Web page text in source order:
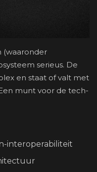
(waaronder
serieus. De
en staat of valt met
munt voor de tech-
interoperabiliteit